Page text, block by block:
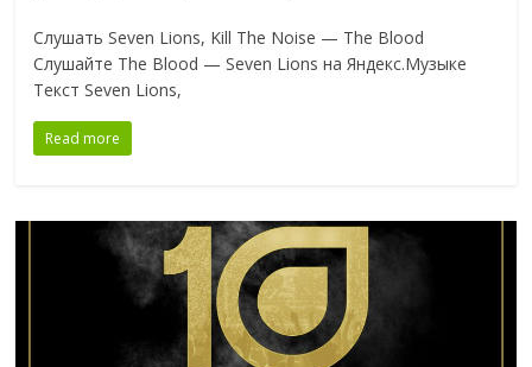
Слушать Seven Lions, Kill The Noise — The Blood
Слушайте The Blood — Seven Lions на Яндекс.Музыке
Текст Seven Lions,
Read more